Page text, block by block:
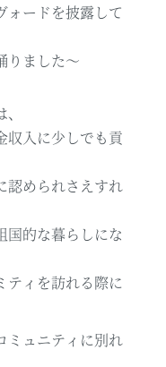
ォードを披露して
りました～
収入に少しでも貢
認められさえすれ
国的な暮らしにな
ティを訪れる際に
ミュニティに別れ